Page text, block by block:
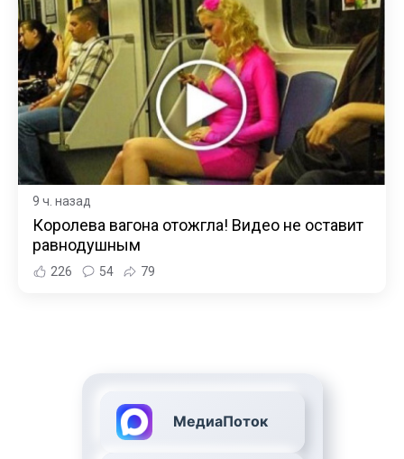
9 ч. назад
Королева вагона отожгла! Видео не оставит
равнодушным
226 54 79
МедиаПоток